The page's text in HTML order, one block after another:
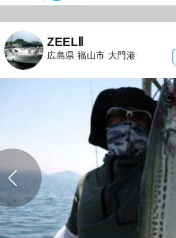
ZEELⅡ
広島県 福山市 大門港